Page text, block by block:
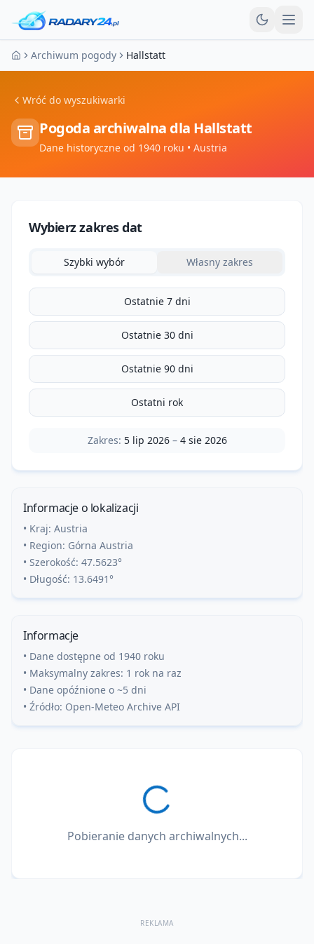
Strona główna
Archiwum pogody Hallstatt
Wróć do wyszukiwarki
Pogoda archiwalna dla Hallstatt
Dane historyczne od 1940 roku • Austria
Wybierz zakres dat
Szybki wybór Własny zakres
Ostatnie 7 dni
Ostatnie 30 dni
Ostatnie 90 dni
Ostatni rok
Zakres: 5 lip 2026– 4 sie 2026
Informacje o lokalizacji
• Kraj: Austria
• Region: Górna Austria
• Szerokość: 47.5623°
• Długość: 13.6491°
Informacje
• Dane dostępne od 1940 roku
• Maksymalny zakres: 1 rok na raz
• Dane opóźnione o ~5 dni
• Źródło: Open-Meteo Archive API
Pobieranie danych archiwalnych...
REKLAMA